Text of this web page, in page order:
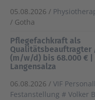
05.08.2026 /
/ Gotha
Pflegefachkraft als
Qualitätsbeauftragter
(m/w/d) bis 68.000 € |
Langensalza
06.08.2026 / VIF
Festanstellung # Volker